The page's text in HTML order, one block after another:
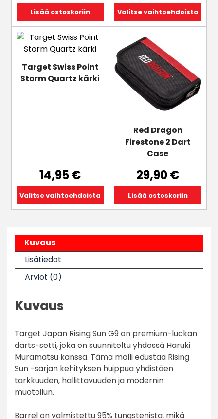
Lisää ostoskoriin Valitse vaihtoehdoista
Target Swiss Point
Storm Quartz kärki
14,95€
Valitse vaihtoehdoista
Tällä
tuotteella
useampi
muunnelma.
Red Dragon
Firestone 2 Dart
Case
29,90€
Lisää ostoskoriin
Kuvaus
Lisätiedot
Arviot (0)
Kuvaus
Target Japan Rising Sun G9 on premium-luokan
darts-setti, joka on suunniteltu yhdessä Haruki
Muramatsu kanssa. Tämä malli edustaa Rising
Sun -sarjan kehityksen huippua yhdistäen
tarkkuuden, hallittavuuden ja modernin
muotoilun.
Barrel on valmistettu 95% tungstenista, mikä